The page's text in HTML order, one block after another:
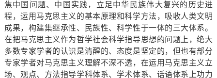
焦中国问题、中国实践，立足中华民族伟大复兴的历史进
程，运用马克思主义的基本原理和科学方法，吸收人类文明
成果，构建集继承性、民族性、科学性于一体的三大体系。
在把马克思主义作为哲学社会科学指导思想的问题上，绝大
多数专家学者的认识是清醒的、态度是坚定的，但也有部分
专家学者对马克思主义理解不深不透，在运用马克思主义立
场、观点、方法指导学科体系、学术体系、话语体系上功力